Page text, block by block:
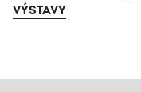
VÝSTAVY